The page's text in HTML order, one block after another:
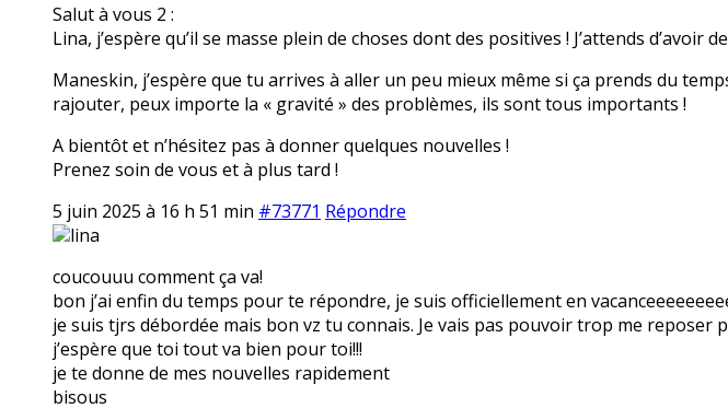
Salut à vous 2 :
Lina, j’espère qu’il se masse plein de choses dont des positives ! J’attends
Maneskin, j’espère que tu arrives à aller un peu mieux même si ça prends du
rajouter, peux importe la « gravité » des problèmes, ils sont tous importants !
A bientôt et n’hésitez pas à donner quelques nouvelles !
Prenez soin de vous et à plus tard !
5 juin 2025 à 16 h 51 min #73771 Répondre
lina
coucouuu comment ça va!
bon j’ai enfin du temps pour te répondre, je suis officiellement en
je suis tjrs débordée mais bon vz tu connais. Je vais pas pouvoir trop me
j’espère que toi tout va bien pour toi!!!
je te donne de mes nouvelles rapidement
bisous